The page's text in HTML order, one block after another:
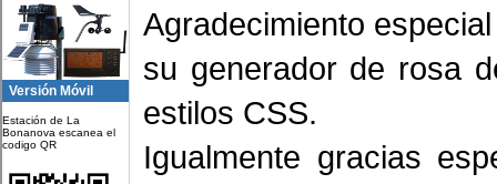
Versión Móvil
Estación de La
Bonanova escanea el
codigo QR
Agradecimiento
su generador de rosa
estilos CSS.
Igualmente gracias